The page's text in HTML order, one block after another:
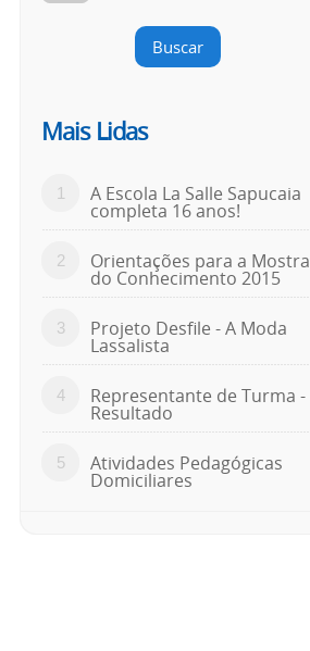
Buscar
Mais Lidas
1 A Escola La Salle Sapucaia
completa 16 anos!
2 Orientações para a Mostra
do Conhecimento 2015
3 Projeto Desfile - A Moda
Lassalista
4 Representante de Turma -
Resultado
5 Atividades Pedagógicas
Domiciliares